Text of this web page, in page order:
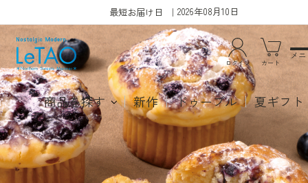
最短お届け日 2026年08月10日
ログイン カート
メ
商品を探す 新作 ドゥーブル 夏ギフト